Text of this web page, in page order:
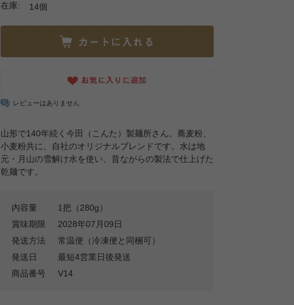
在庫: 14個
レビューはありません
山形で140年続く今田（こんた）製麺所さん。蕎麦粉、
小麦粉共に、自社のオリジナルブレンドです。水は地
元・月山の雪解け水を使い、昔ながらの製法で仕上げた
乾麺です。
内容量
1把（280g）
賞味期限
2028年07月09日
発送方法
常温便（冷凍便と同梱可）
発送日
最短4営業日後発送
商品番号
V14